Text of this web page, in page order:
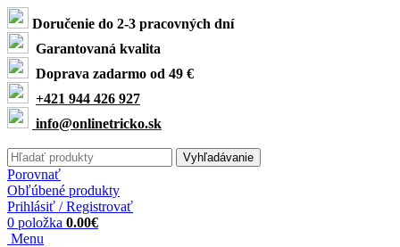
Doručenie do 2-3 pracovných dní
Garantovaná kvalita
Doprava zadarmo od 49 €
+421 944 426 927
info@onlinetricko.sk
Vyhľadávanie
Porovnať
Obľúbené produkty
Prihlásiť / Registrovať
0 položka 0.00€
Menu